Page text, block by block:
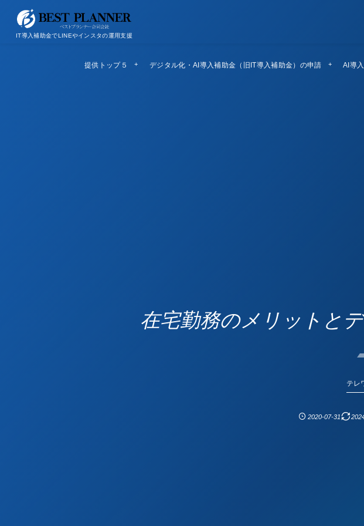
IT導入補助金でLINEやインスタの運用支援
提供トップ５
Top5 デジタル化・AI導入補助金（旧IT導入補助金）の申請 AI導
在宅勤務のメリットと
テレ
2020-07-31